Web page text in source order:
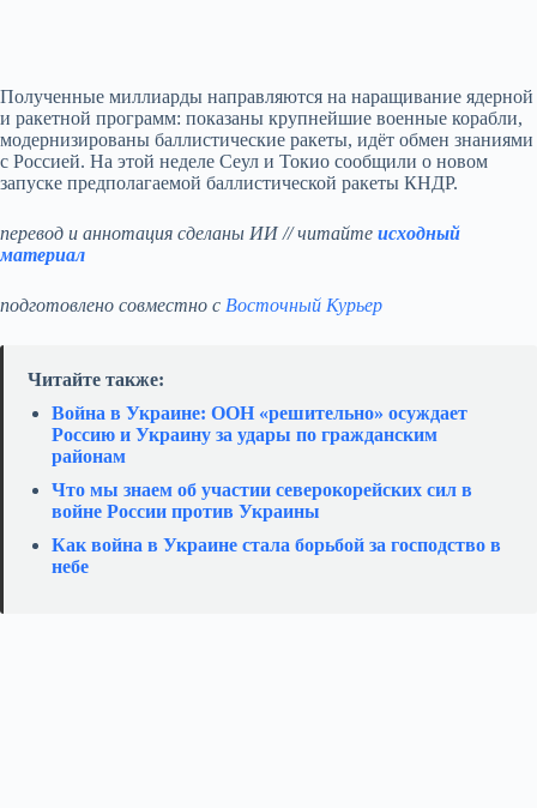
Полученные миллиарды направляются на наращивание ядерной
и ракетной программ: показаны крупнейшие военные корабли,
модернизированы баллистические ракеты, идёт обмен знаниями
с Россией. На этой неделе Сеул и Токио сообщили о новом
запуске предполагаемой баллистической ракеты КНДР.
перевод и аннотация сделаны ИИ // читайте исходный
материал
подготовлено совместно с Восточный Курьер
Читайте также:
Война в Украине: ООН «решительно» осуждает
Россию и Украину за удары по гражданским
районам
Что мы знаем об участии северокорейских сил в
войне России против Украины
Как война в Украине стала борьбой за господство в
небе